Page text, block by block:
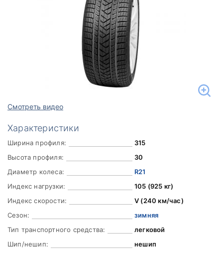
Смотреть видео
Характеристики
Ширина профиля:
315
Высота профиля:
30
Диаметр колеса:
R21
Индекс нагрузки:
105 (925 кг)
Индекс скорости:
V (240 км/час)
Сезон:
зимняя
Тип транспортного средства:
легковой
Шип/нешип:
нешип